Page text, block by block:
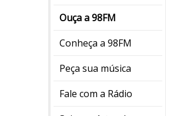
Ouça a 98FM
Conheça a 98FM
Peça sua música
Fale com a Rádio